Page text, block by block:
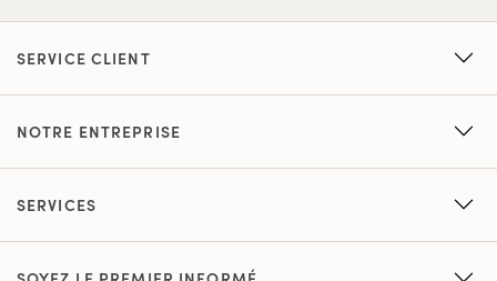
SERVICE CLIENT
NOTRE ENTREPRISE
SERVICES